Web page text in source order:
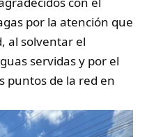
por la atención que
al solventar el
servidas y por el
puntos de la red en